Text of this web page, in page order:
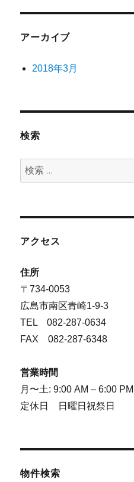
アーカイブ
2018年3月
検索
検
索:
アクセス
住所
〒734-0053
広島市南区青崎1-9-3
TEL 082-287-0634
FAX 082-287-6348
営業時間
月〜土: 9:00 AM – 6:00 PM
定休日 日曜日祝祭日
物件検索